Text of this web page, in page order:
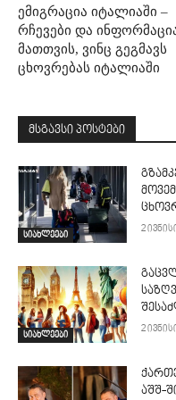
ემიგრაცია იტალიაში –
რჩევები და
მათთვის, ვინც გეგმავს
ცხოვრებას იტალიაში
მსგავსი პოსტები
სიახლეები
2
სიახლეები
2
აშშ-